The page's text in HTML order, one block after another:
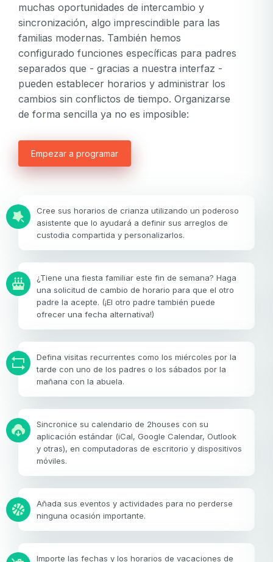
muchas oportunidades de intercambio y
sincronización, algo imprescindible para las
familias modernas. También hemos
configurado funciones específicas para padres
separados que - gracias a nuestra interfaz -
pueden establecer horarios y administrar los
cambios sin conflictos de tiempo. Organizarse
de forma sencilla ya no es imposible:
Empezar a programar
Cree sus horarios de crianza utilizando un poderoso
asistente que lo ayudará a definir sus arreglos de
custodia compartida y personalizarlos.
¿Tiene una fiesta familiar este fin de semana? Haga
una solicitud de cambio de horario para que el otro
padre la acepte. (¡El otro padre también puede
ofrecer una fecha alternativa!)
Defina visitas recurrentes como los miércoles por la
tarde con uno de los padres o los sábados por la
mañana con la abuela.
Sincronice su calendario de 2houses con su
aplicación estándar (iCal, Google Calendar, Outlook
y otras), en computadoras de escritorio y dispositivos
móviles.
Añada sus eventos y actividades para no perderse
ninguna ocasión importante.
Importe las fechas y los horarios de vacaciones de